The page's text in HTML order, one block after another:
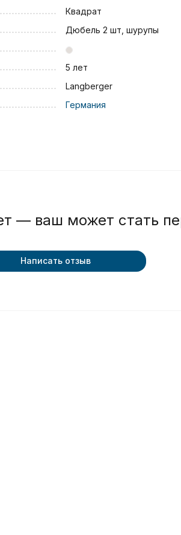
Квадрат
Дюбель 2 шт, шурупы
5 лет
Langberger
Германия
— ваш может стать
Написать отзыв